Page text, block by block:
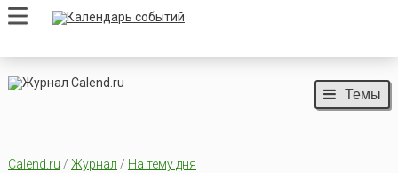
Темы
Calend.ru / Журнал / На тему дня